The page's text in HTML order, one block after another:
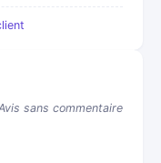
sans commentaire